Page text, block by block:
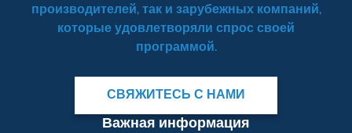
производителей, так и зарубежных компаний,
которые удовлетворяли спрос своей
программой.
СВЯЖИТЕСЬ С НАМИ
Важная информация